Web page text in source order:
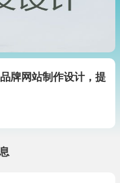
牌网站制作设计，提